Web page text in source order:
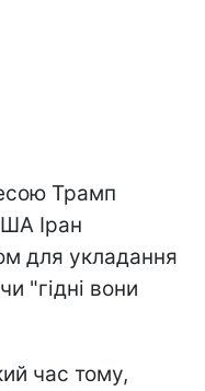
Трамп
Іран
для укладання
"гідні вони
час тому,